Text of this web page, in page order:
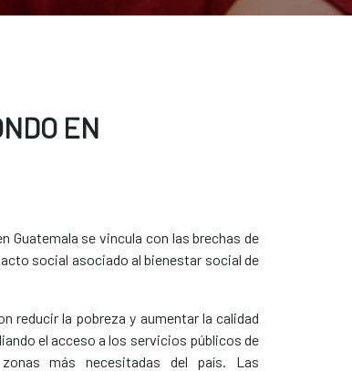
EN
Guatemala se vincula con las brechas de
social asociado al bienestar social de
reducir la pobreza y aumentar la calidad
el acceso a los servicios públicos de
más necesitadas del país. Las